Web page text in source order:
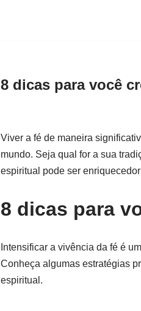
8 dicas para você
Viver a fé de maneira
mundo. Seja qual for a sua
espiritual pode ser
8 dicas para
Intensificar a vivência da fé é
Conheça algumas estratégias
espiritual.